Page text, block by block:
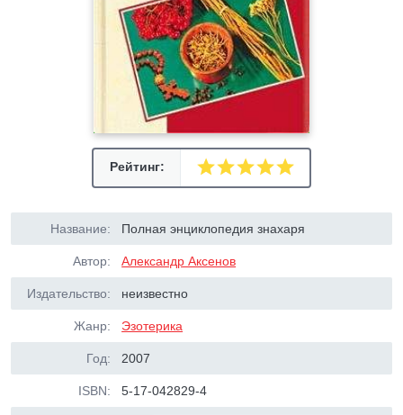
Рейтинг:
Название: Полная энциклопедия знахаря
Автор: Александр Аксенов
Издательство: неизвестно
Жанр: Эзотерика
Год: 2007
ISBN: 5-17-042829-4